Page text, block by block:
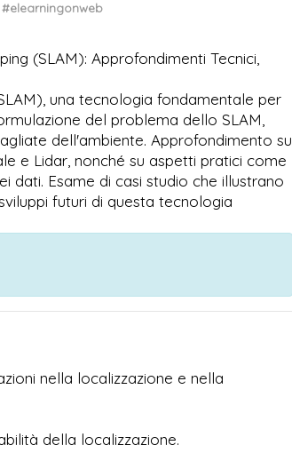
#elearningonweb
(SLAM): Approfondimenti Tecnici,
una tecnologia fondamentale per
del problema dello SLAM,
dell'ambiente. Approfondimento su
e Lidar, nonché su aspetti pratici come
Esame di casi studio che illustrano
futuri di questa tecnologia
nella localizzazione e nella
della localizzazione.